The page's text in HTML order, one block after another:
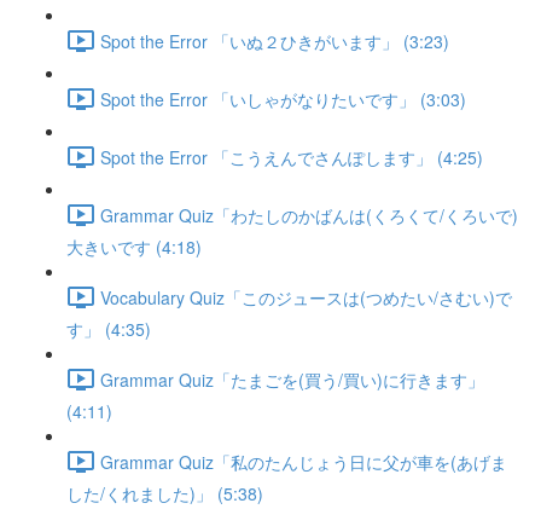
Spot the Error 「いぬ２ひきがいます」 (3:23)
Spot the Error 「いしゃがなりたいです」 (3:03)
Spot the Error 「こうえんでさんぽします」 (4:25)
Grammar Quiz「わたしのかばんは(くろくて/くろいで)
大きいです (4:18)
Vocabulary Quiz「このジュースは(つめたい/さむい)で
す」 (4:35)
Grammar Quiz「たまごを(買う/買い)に行きます」
(4:11)
Grammar Quiz「私のたんじょう日に父が車を(あげま
した/くれました)」 (5:38)